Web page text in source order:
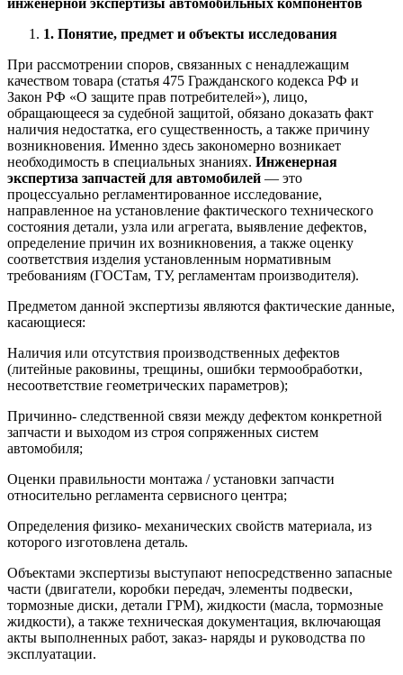
1. Понятие, предмет и объекты исследования
При рассмотрении споров, связанных с ненадлежащим
качеством товара (статья 475 Гражданского кодекса РФ и
Закон РФ «О защите прав потребителей»), лицо,
обращающееся за судебной защитой, обязано доказать факт
наличия недостатка, его существенность, а также причину
возникновения. Именно здесь закономерно возникает
необходимость в специальных знаниях. Инженерная
экспертиза запчастей для автомобилей — это
процессуально регламентированное исследование,
направленное на установление фактического технического
состояния детали, узла или агрегата, выявление дефектов,
определение причин их возникновения, а также оценку
соответствия изделия установленным нормативным
требованиям (ГОСТам, ТУ, регламентам производителя).
Предметом данной экспертизы являются фактические данные,
касающиеся:
Наличия или отсутствия производственных дефектов
(литейные раковины, трещины, ошибки термообработки,
несоответствие геометрических параметров);
Причинно- следственной связи между дефектом конкретной
запчасти и выходом из строя сопряженных систем
автомобиля;
Оценки правильности монтажа / установки запчасти
относительно регламента сервисного центра;
Определения физико- механических свойств материала, из
которого изготовлена деталь.
Объектами экспертизы выступают непосредственно запасные
части (двигатели, коробки передач, элементы подвески,
тормозные диски, детали ГРМ), жидкости (масла, тормозные
жидкости), а также техническая документация, включающая
акты выполненных работ, заказ- наряды и руководства по
эксплуатации.